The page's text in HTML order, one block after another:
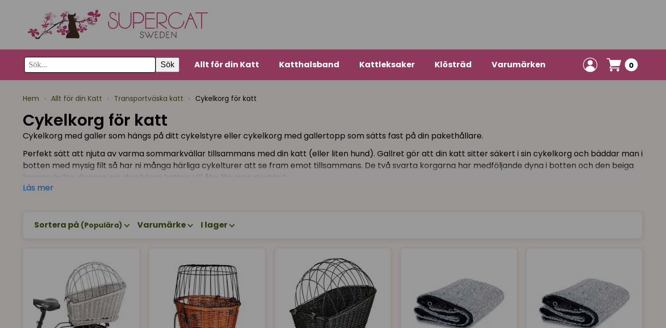
Sök Allt för din Katt Katthalsband Kattleksaker Klösträd Varumärken 0
Hem › Allt för din Katt › Transportväska katt › Cykelkorg för katt
Cykelkorg för katt
Cykelkorg med galler som hängs på ditt cykelstyre eller cykelkorg med gallertopp som sätts fast på din pakethållare.
Perfekt sätt att njuta av varma sommarkvällar tillsammans med din katt (eller liten hund). Gallret gör att din katt sitter säkert i sin cykelkorg och bäddar man i
botten med mysig filt så har ni många härliga cykelturer att se fram emot tillsammans. De två svarta korgarna har medföljande dyna i botten och den beiga
korgen är lite djupare om den blyga katten vill åka lite mer skyddad.
Läs mer
Sortera på (Populära) Varumärke I lager